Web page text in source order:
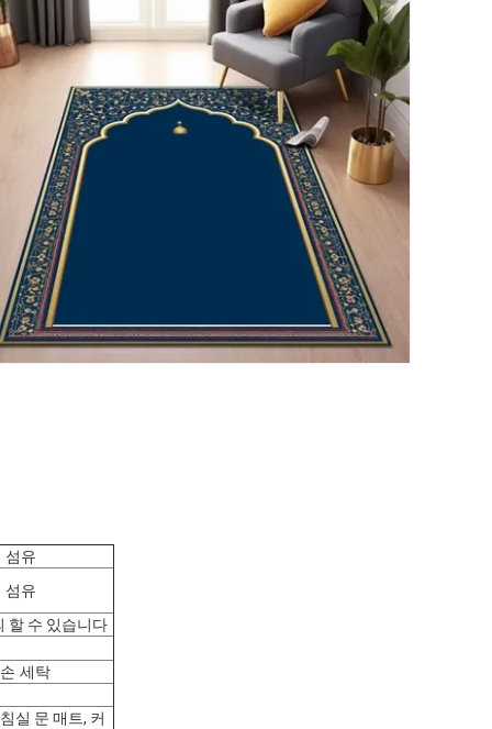
섬유
섬유
할 수 있습니다
세탁
실 문 매트, 커